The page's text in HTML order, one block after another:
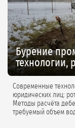
Бурение
технологии,
Современные
юридических лиц: роторное, шнековое,
Методы расчёта
требуемый объем